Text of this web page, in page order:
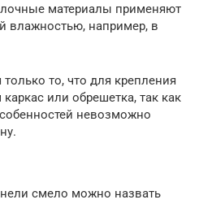
материалы применяют
влажностью, например, в
то, что для крепления
или обрешетка, так как
невозможно
смело можно назвать